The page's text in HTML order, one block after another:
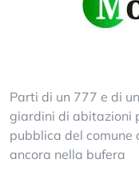
Parti di un 777 e di
giardini di abitazioni
pubblica del comune
ancora nella bufera